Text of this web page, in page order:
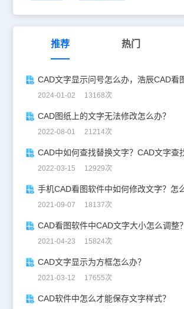
推荐 热门
2024-01-02 13168次
CAD图纸上的文字无法修改怎么办？
2022-08-01 21214次
2022-03-15 12929次
2021-09-07 18137次
CAD看图软件中CAD文字大小怎么调整？
2021-04-23 15824次
CAD文字显示为方框怎么办？
2021-03-12 17655次
CAD软件中怎么才能保存文字样式？